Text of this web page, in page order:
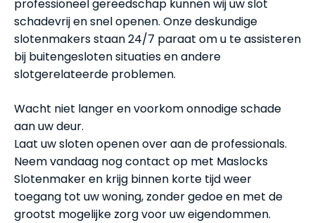
professioneel gereedschap kunnen wij uw slot
schadevrij en snel openen. Onze deskundige
slotenmakers staan 24/7 paraat om u te assisteren
bij buitengesloten situaties en andere
slotgerelateerde problemen.
Wacht niet langer en voorkom onnodige schade
aan uw deur.
Laat uw sloten openen over aan de professionals.
Neem vandaag nog contact op met Maslocks
Slotenmaker en krijg binnen korte tijd weer
toegang tot uw woning, zonder gedoe en met de
grootst mogelijke zorg voor uw eigendommen.